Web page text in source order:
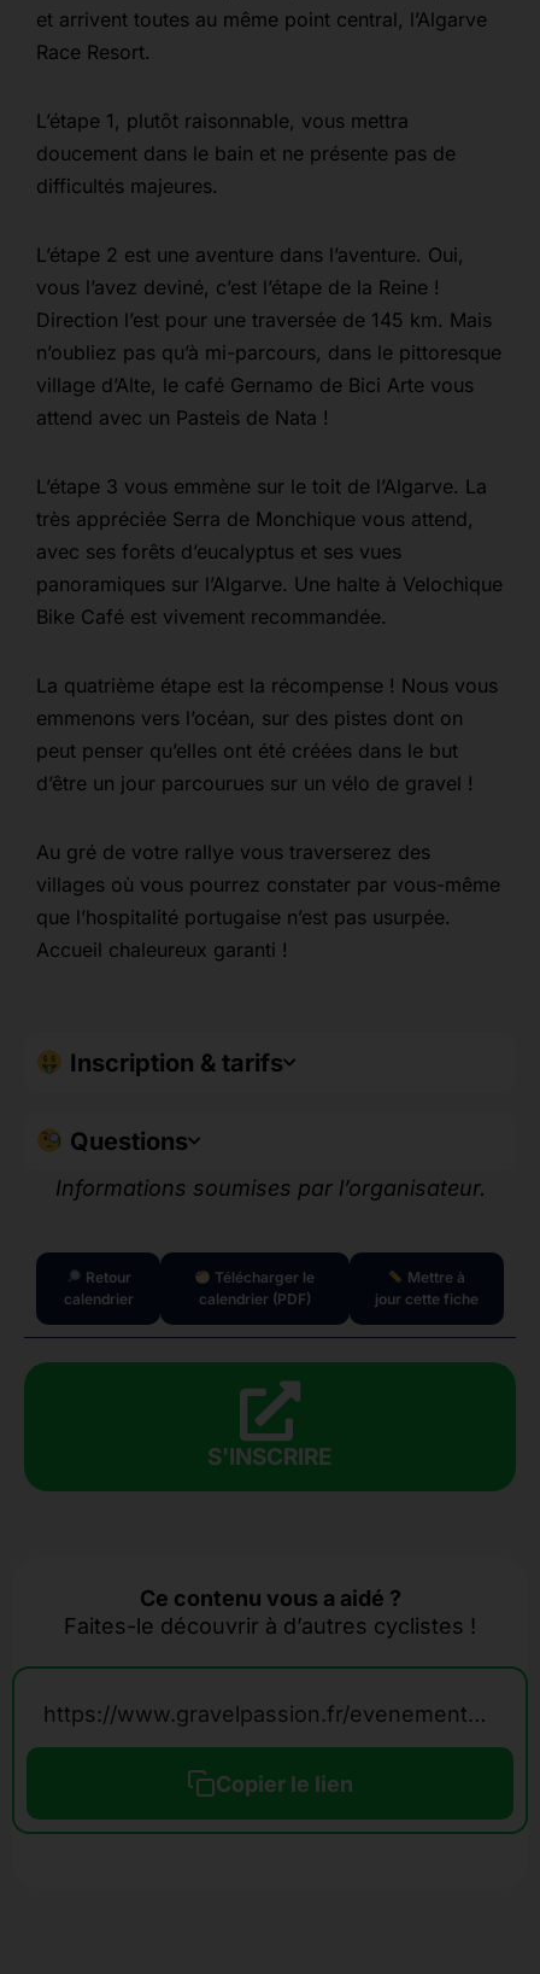
et arrivent toutes au même point central, l’Algarve
Race Resort.
L’étape 1, plutôt raisonnable, vous mettra
doucement dans le bain et ne présente pas de
difficultés majeures.
L’étape 2 est une aventure dans l’aventure. Oui,
vous l’avez deviné, c’est l’étape de la Reine !
Direction l’est pour une traversée de 145 km. Mais
n’oubliez pas qu’à mi-parcours, dans le pittoresque
village d’Alte, le café Gernamo de Bici Arte vous
attend avec un Pasteis de Nata !
L’étape 3 vous emmène sur le toit de l’Algarve. La
très appréciée Serra de Monchique vous attend,
avec ses forêts d’eucalyptus et ses vues
panoramiques sur l’Algarve. Une halte à Velochique
Bike Café est vivement recommandée.
La quatrième étape est la récompense ! Nous vous
emmenons vers l’océan, sur des pistes dont on
peut penser qu’elles ont été créées dans le but
d’être un jour parcourues sur un vélo de gravel !
Au gré de votre rallye vous traverserez des
villages où vous pourrez constater par vous-même
que l’hospitalité portugaise n’est pas usurpée.
Accueil chaleureux garanti !
Inscription & tarifs
Questions
Informations soumises par l’organisateur.
Retour
calendrier
Télécharger le
calendrier (PDF)
Mettre à
jour cette fiche
S'INSCRIRE
Ce contenu vous a aidé ?
Faites-le découvrir à d’autres cyclistes !
https://www.gravelpassion.fr/evenements-calendrier-gravel/aurora-gravel-rally-series-portugal/
Copier le lien